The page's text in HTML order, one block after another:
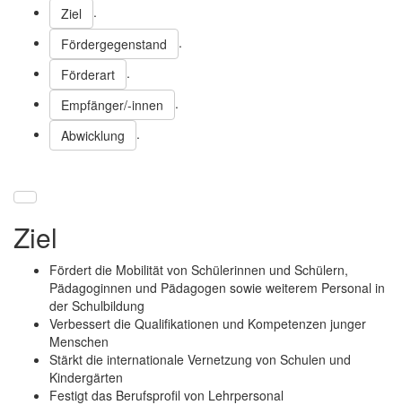
Ziel
.
Fördergegenstand
.
Förderart
.
Empfänger/-innen
.
Abwicklung
.
Ziel
Fördert die Mobilität von Schülerinnen und Schülern,
Pädagoginnen und Pädagogen sowie weiterem Personal in
der Schulbildung
Verbessert die Qualifikationen und Kompetenzen junger
Menschen
Stärkt die internationale Vernetzung von Schulen und
Kindergärten
Festigt das Berufsprofil von Lehrpersonal